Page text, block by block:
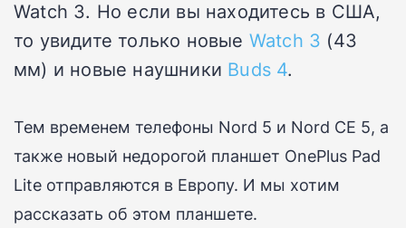
Watch 3. Но если вы находитесь в США,
то увидите только новые Watch 3 (43
мм) и новые наушники Buds 4.
Тем временем телефоны Nord 5 и Nord CE 5, а
также новый недорогой планшет OnePlus Pad
Lite отправляются в Европу. И мы хотим
рассказать об этом планшете.